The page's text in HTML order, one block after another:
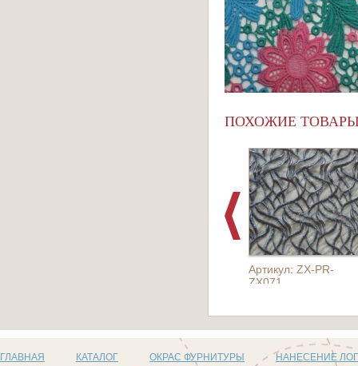
ПОХОЖИЕ
Артикул: ZX-PR-
ZX071
ГЛАВНАЯ КАТАЛОГ ОКРАС ФУРНИТУРЫ НАНЕСЕНИЕ